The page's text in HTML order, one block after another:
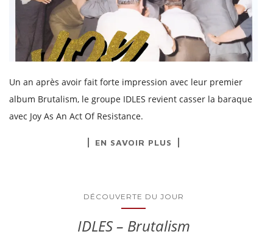
Un an après avoir fait forte impression avec leur premier
album Brutalism, le groupe IDLES revient casser la baraque
avec Joy As An Act Of Resistance.
EN SAVOIR PLUS
DÉCOUVERTE DU JOUR
IDLES – Brutalism